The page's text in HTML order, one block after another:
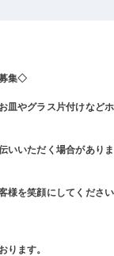
集◇
皿やグラス片付けなど
いいただく場合があり
様を笑顔にしてくださ
ります。